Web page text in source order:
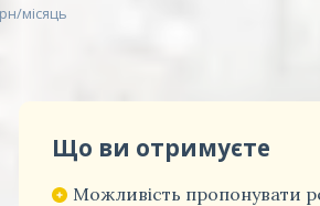
місяць
Що ви отримуєте
Можливість пропонувати